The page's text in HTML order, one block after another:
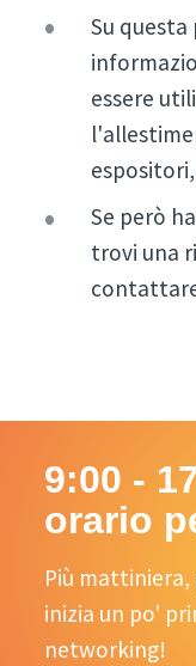
Su
essere
Se però
trovi una
9:00 -
orario
Più mattiniera,
inizia un po'
networking!